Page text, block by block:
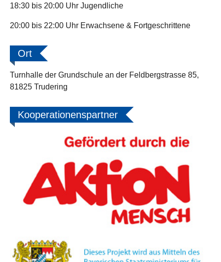
18:30 bis 20:00 Uhr Jugendliche
20:00 bis 22:00 Uhr Erwachsene & Fortgeschrittene
Ort
Turnhalle der Grundschule an der Feldbergstrasse 85,
81825 Trudering
Kooperationenspartner